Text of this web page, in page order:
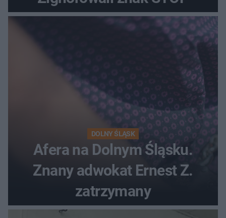
DOLNY ŚLĄSK
Afera na Dolnym Śląsku.
Znany adwokat Ernest Z.
zatrzymany